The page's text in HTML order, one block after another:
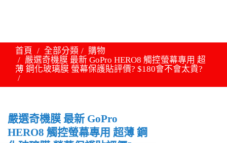
首頁 全部分類
購物
嚴選奇機膜 最新 GoPro HERO8 觸控螢幕專用 超
薄 鋼化玻璃膜 螢幕保護貼評價? $180會不會太貴?
嚴選奇機膜 最新 GoPro
HERO8 觸控螢幕專用 超薄 鋼